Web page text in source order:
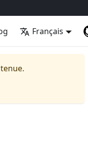
Français